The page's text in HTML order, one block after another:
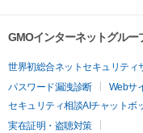
GMOインターネットグル
世界初総合ネットセキュリティ
パスワード漏洩診断
Webサ
セキュリティ相談AIチャットボ
実在証明・盗聴対策